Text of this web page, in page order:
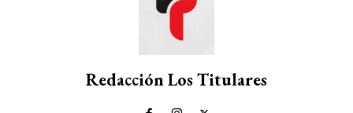
Redacción Los Titulares